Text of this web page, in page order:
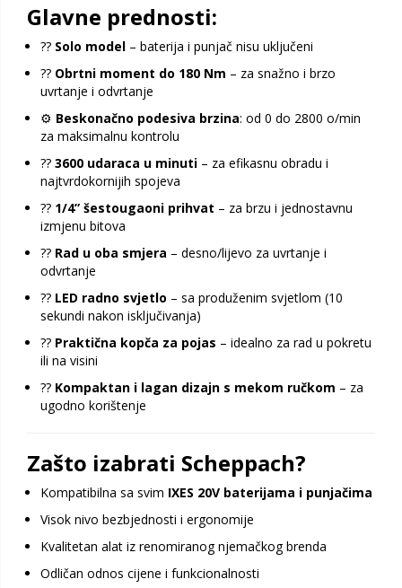
Glavne prednosti:
?? Solo model – baterija i punjač nisu uključeni
?? Obrtni moment do 180 Nm – za snažno i brzo
uvrtanje i odvrtanje
⚙️ Beskonačno podesiva brzina: od 0 do 2800 o/min
za maksimalnu kontrolu
?? 3600 udaraca u minuti – za efikasnu obradu i
najtvrdokornijih spojeva
?? 1/4” šestougaoni prihvat – za brzu i jednostavnu
izmjenu bitova
?? Rad u oba smjera – desno/lijevo za uvrtanje i
odvrtanje
?? LED radno svjetlo – sa produženim svjetlom (10
sekundi nakon isključivanja)
?? Praktična kopča za pojas – idealno za rad u pokretu
ili na visini
?? Kompaktan i lagan dizajn s mekom ručkom – za
ugodno korištenje
Zašto izabrati Scheppach?
Kompatibilna sa svim IXES 20V baterijama i punjačima
Visok nivo bezbjednosti i ergonomije
Kvalitetan alat iz renomiranog njemačkog brenda
Odličan odnos cijene i funkcionalnosti